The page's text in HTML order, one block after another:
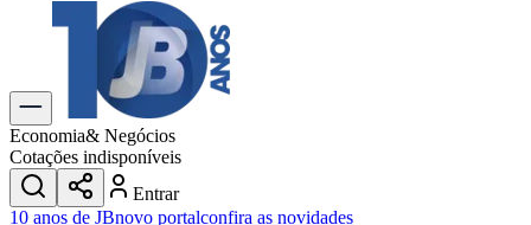
Explore Tudo
Últimas Notícias
Previsão do Tempo
Trânsito e Rotas
Dia a Dia & Lazer
Transportes
Gastronomia
Cinema & Shows
JogosNovo
Economia& Negócios
Cotações indisponíveis
Entrar
10 anos de JBnovo portalconfira as novidades